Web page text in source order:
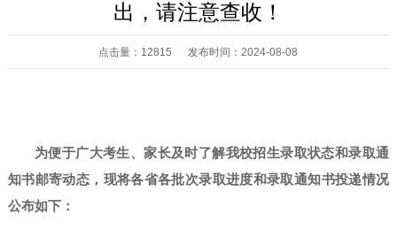
出，请注意查收！
点击量：12815 发布时间：2024-08-08
为便于广大考生、家长及时了解我校招生录取状态和录取通
知书邮寄动态，现将各省各批次录取进度和录取通知书投递情况
公布如下：